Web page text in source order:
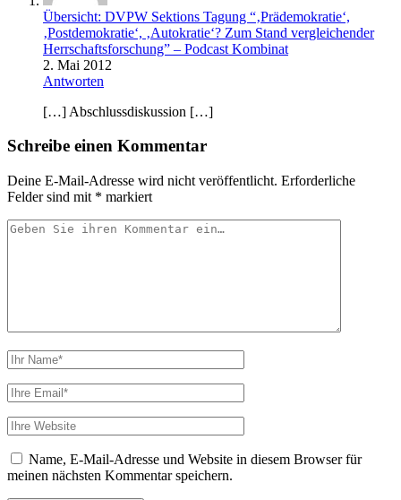
Übersicht: DVPW Sektions Tagung “‚Prädemokratie‘,
‚Postdemokratie‘, ‚Autokratie‘? Zum Stand vergleichender
Herrschaftsforschung” – Podcast Kombinat
2. Mai 2012
Antworten
[…] Abschlussdiskussion […]
Schreibe einen Kommentar
Deine E-Mail-Adresse wird nicht veröffentlicht. Erforderliche
Felder sind mit * markiert
Ihr
Ihr
Name
Ihre
Email
Webseiten
URL
Name, E-Mail-Adresse und Website in diesem Browser für
meinen nächsten Kommentar speichern.